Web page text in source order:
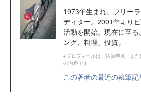
1973年生まれ。フリー
ディター。2001年より
活動を開始。現在に至る
ング、料理、投資。
※プロフィールは、執筆時点、ま
の内容です
この著者の最近の執筆記